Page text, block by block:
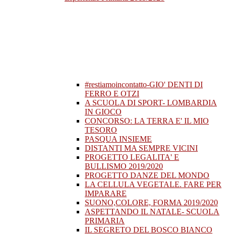
#restiamoincontatto-GIO' DENTI DI
FERRO E OTZI
A SCUOLA DI SPORT- LOMBARDIA
IN GIOCO
CONCORSO: LA TERRA E' IL MIO
TESORO
PASQUA INSIEME
DISTANTI MA SEMPRE VICINI
PROGETTO LEGALITA' E
BULLISMO 2019/2020
PROGETTO DANZE DEL MONDO
LA CELLULA VEGETALE. FARE PER
IMPARARE
SUONO,COLORE, FORMA 2019/2020
ASPETTANDO IL NATALE- SCUOLA
PRIMARIA
IL SEGRETO DEL BOSCO BIANCO